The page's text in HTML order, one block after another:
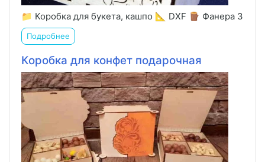
📁 Коробка для букета, кашпо 📐 DXF 🪵 Фанера 3
Подробнее
Коробка для конфет подарочная